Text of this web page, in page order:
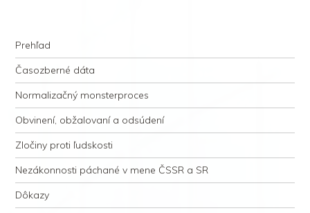
justície
Navigation
Skip to content
Prehľad
Časozberné dáta
Normalizačný monsterproces
Obvinení, obžalovaní a odsúdení
Zločiny proti ľudskosti
Nezákonnosti páchané v mene ČSSR a SR
Dôkazy